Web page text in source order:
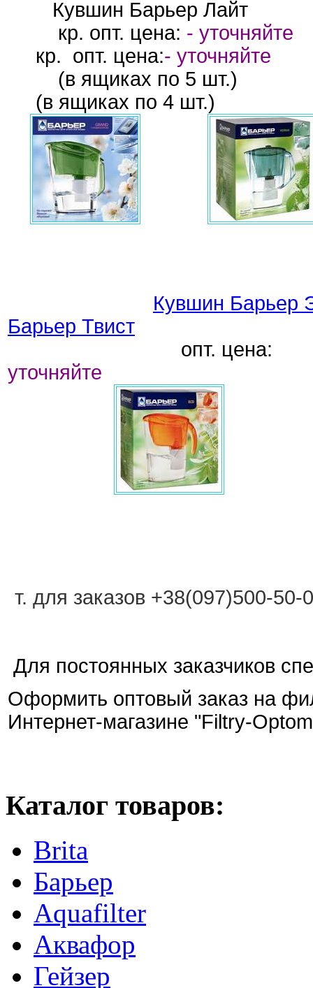
Кувшин Барьер Лайт
кр. опт. цена: - уточняйте
кр. опт. цена:- уточняйте
(в ящиках по
(в ящиках по 4 шт.)
Кувшин Барьер
Барьер Твист
опт. цена:
уточняйте
т. для заказов +38(097)500-50-
Для постоянных заказчиков
Оформить оптовый заказ на
Интернет-магазине "Filtry-
Каталог товаров:
Brita
Барьер
Aquafilter
Аквафор
Гейзер